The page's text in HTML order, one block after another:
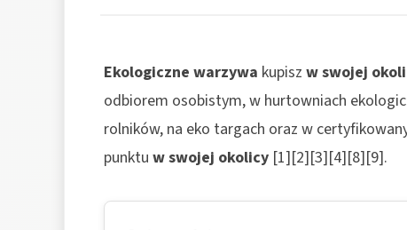
Ekologiczne warzywa kupisz w swojej
odbiorem osobistym, w hurtowniach
rolników, na eko targach oraz w
punktu w swojej okolicy [1][2][3][4][8][9].